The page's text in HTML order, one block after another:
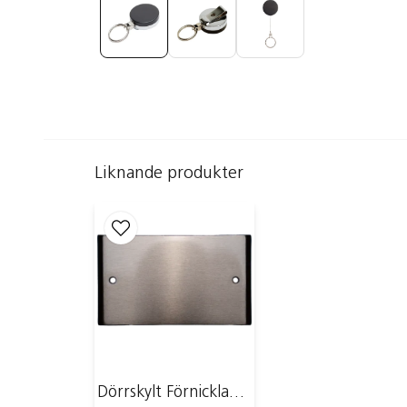
Liknande produkter
Dörrskylt Förnicklad mässing | 123x70mm